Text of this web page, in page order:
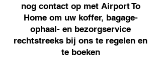
nog contact op met Airport To
Home om uw koffer, bagage-
ophaal- en bezorgservice
rechtstreeks bij ons te regelen en
te boeken